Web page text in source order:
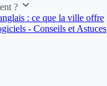
?
: ce que la ville offre
- Conseils et Astuces